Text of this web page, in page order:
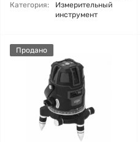
Категория:
Измерительный
инструмент
Продано